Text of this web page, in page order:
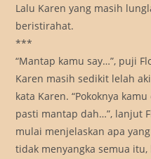
Lalu Karen yang masih
beristirahat.
***
“Mantap kamu say…”, puji
Karen masih sedikit lelah
kata Karen. “Pokoknya
pasti mantap dah…”, lanjut
mulai menjelaskan apa
tidak menyangka semua